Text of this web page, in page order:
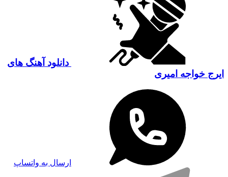
دانلود آهنگ های
ایرج خواجه امیری
ارسال به واتساپ